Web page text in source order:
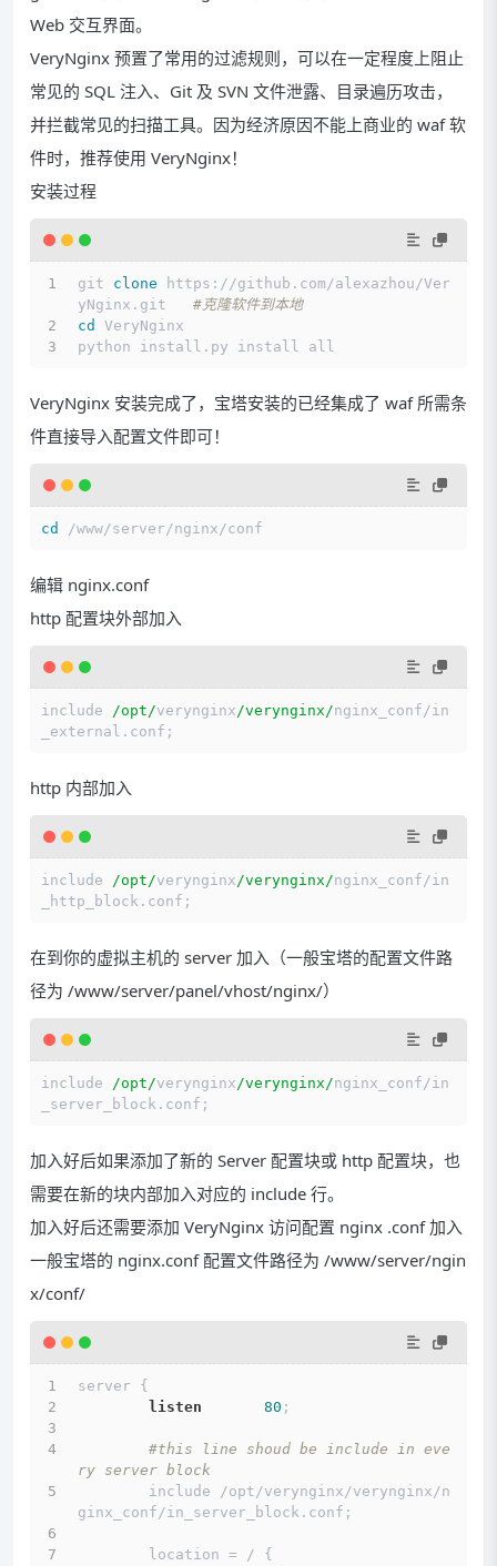
Web 交互界面。
VeryNginx 预置了常用的过滤规则，可以在一定程度上阻止
常见的 SQL 注入、Git 及 SVN 文件泄露、目录遍历攻击，
并拦截常见的扫描工具。因为经济原因不能上商业的 waf 软
件时，推荐使用 VeryNginx！
安装过程
git clone https://github.com/alexazhou/Ver
yNginx.git #克隆软件到本地
cd
VeryNginx
python install.py install all
VeryNginx 安装完成了，宝塔安装的已经集成了 waf 所需条
件直接导入配置文件即可！
cd
编辑 nginx.conf
http 配置块外部加入
include /opt/verynginx/verynginx/nginx_conf /in
http 内部加入
include /opt/verynginx/verynginx/nginx_conf /in
在到你的虚拟主机的 server 加入（一般宝塔的配置文件路
径为 /www/server/panel/vhost/nginx/）
include /opt/verynginx/verynginx/nginx_conf /in
加入好后如果添加了新的 Server 配置块或 http 配置块，也
需要在新的块内部加入对应的 include 行。
加入好后还需要添加 VeryNginx 访问配置 nginx .conf 加入
一般宝塔的 nginx.conf 配置文件路径为 /www/server/ngin
x/conf/
server {
listen
80 ;
#this line shoud be include in eve
ry server block
ginx_conf/in_server_block.conf;
        location = / {